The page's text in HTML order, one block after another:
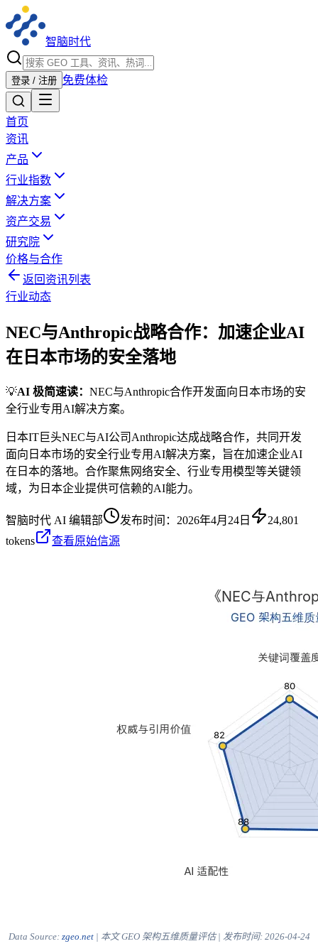
智脑时代
登录 / 注册 免费体检
首页
资讯
产品
行业指数
解决方案
资产交易
研究院
价格与合作
返回资讯列表
行业动态
NEC与Anthropic战略合作：加速企业AI
在日本市场的安全落地
💡AI 极简速读： NEC与Anthropic合作开发面向日本市场的安
全行业专用AI解决方案。
日本IT巨头NEC与AI公司Anthropic达成战略合作，共同开发
面向日本市场的安全行业专用AI解决方案，旨在加速企业AI
在日本的落地。合作聚焦网络安全、行业专用模型等关键领
域，为日本企业提供可信赖的AI能力。
智脑时代 AI 编辑部 发布时间： 2026年4月24日
24,801
tokens
查看原始信源
Data Source: zgeo.net| 本文 GEO 架构五维质量评估 | 发布时间: 2026-04-24